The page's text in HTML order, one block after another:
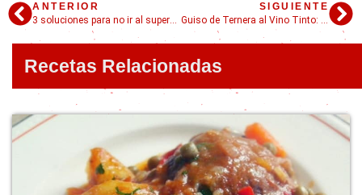
ANTERIOR
3 soluciones para no ir al supermercado
SIGUIENTE
Guiso de Ternera al Vino Tinto: rendime el churrasquito
Recetas Relacionadas